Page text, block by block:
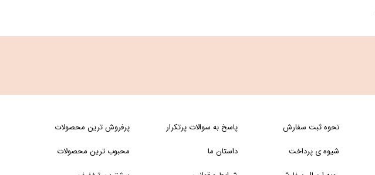
پرفروش ترین محصولات
محبوب ترین محصولات
پاسخ به سوالات پرتکرار
داستان ما
نحوه ثبت سفارش
شیوه ی پرداخت